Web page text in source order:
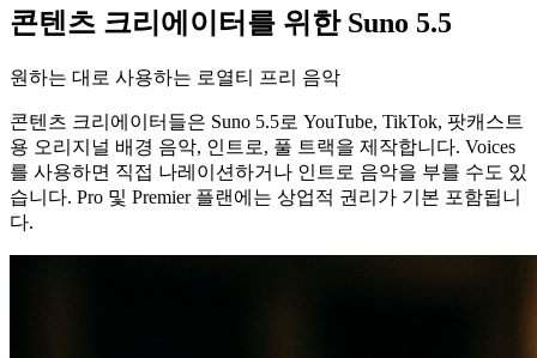
콘텐츠 크리에이터를 위한 Suno 5.5
원하는 대로 사용하는 로열티 프리 음악
콘텐츠 크리에이터들은 Suno 5.5로 YouTube, TikTok, 팟캐스트
용 오리지널 배경 음악, 인트로, 풀 트랙을 제작합니다. Voices
를 사용하면 직접 나레이션하거나 인트로 음악을 부를 수도 있
습니다. Pro 및 Premier 플랜에는 상업적 권리가 기본 포함됩니
다.